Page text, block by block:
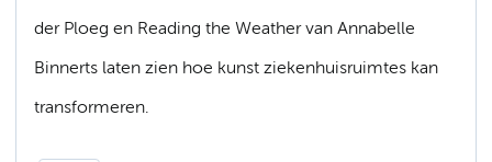
der Ploeg en Reading the Weather van Annabelle
Binnerts laten zien hoe kunst ziekenhuisruimtes kan
transformeren.